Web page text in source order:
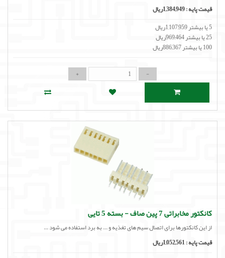
قیمت پایه :1,384,949ریال
5 یا بیشتر 1,107,959ریال
25 یا بیشتر 969,464ریال
100 یا بیشتر 886,367ریال
کانکتور مخابراتی 7 پین صاف - بسته 5 تایی
از این کانکتورها برای اتصال سیم های تغذیه و ... به برد استفاده می شود ...
قیمت پایه :1,052,561ریال